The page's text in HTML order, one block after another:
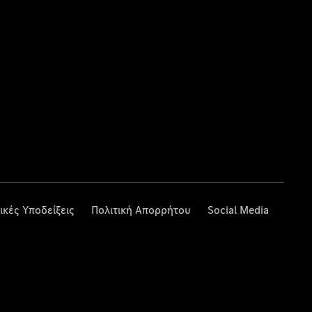
Υποδείξεις Πολιτική Απορρήτου Social Media